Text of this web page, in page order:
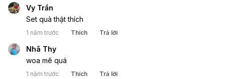
Vy Trần
Set quà thật thích
1 năm trước Thích Trả lời
Nhã Thy
woa mê quá
1 năm trước Thích Trả lời